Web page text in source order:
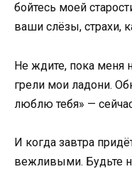
бойтесь моей
ваши слёзы, страхи,
Не ждите, пока меня
грели мои ладони.
люблю тебя» —
И когда завтра
вежливыми. Будьте